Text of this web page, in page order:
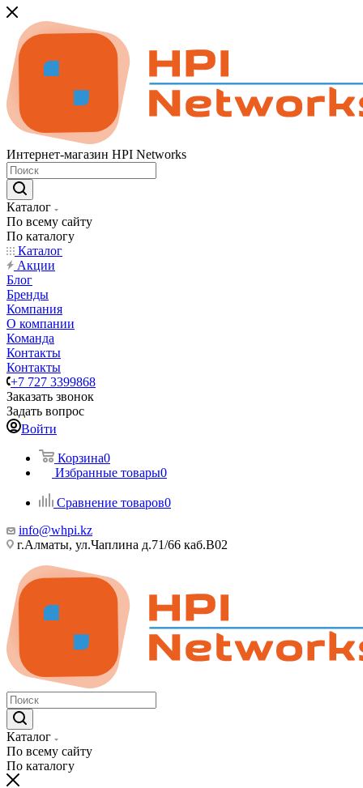
Интернет-магазин HPI Networks
Каталог
По всему сайту
По каталогу
Каталог
Акции
Блог
Бренды
Компания
О компании
Команда
Контакты
Контакты
+7 727 3399868
Заказать звонок
Задать вопрос
Войти
Корзина0
Избранные товары0
Сравнение товаров0
info@whpi.kz
г.Алматы, ул.Чаплина д.71/66 каб.B02
Каталог
По всему сайту
По каталогу